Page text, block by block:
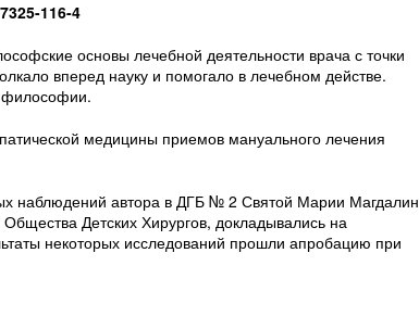
116-4
основы лечебной деятельности врача с точки
вперед науку и помогало в лечебном действе.
медицины приемов мануального лечения
наблюдений автора в ДГБ № 2 Святой Марии
Детских Хирургов, докладывались на
некоторых исследований прошли апробацию при